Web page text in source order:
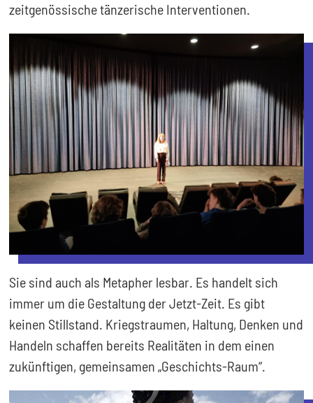
zeitgenössische tänzerische Interventionen.
Sie sind auch als Metapher lesbar. Es handelt sich
immer um die Gestaltung der Jetzt-Zeit. Es gibt
keinen Stillstand. Kriegstraumen, Haltung, Denken und
Handeln schaffen bereits Realitäten in dem einen
zukünftigen, gemeinsamen „Geschichts-Raum“.